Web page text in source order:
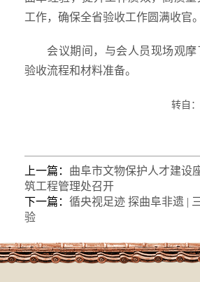
工作，确保全省验收工作圆满收官。
会议期间，与会人员现场观
验收流程和材料准备。
转自
上一篇： 曲阜市文物保护人才建设
筑工程管理处召开
下一篇： 循央视足迹 探曲阜非遗 |
验